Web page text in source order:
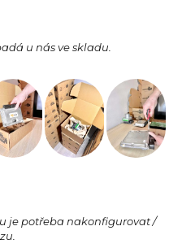
u nás ve skladu.
je potřeba nakonfigurovat /